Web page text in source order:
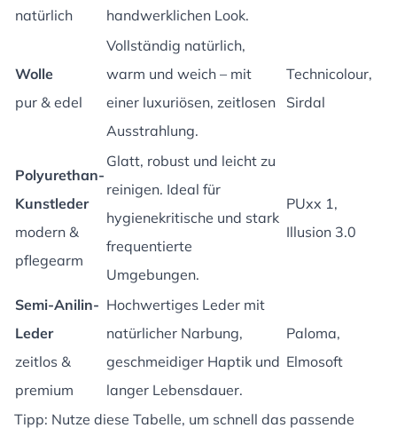
natürlich
handwerklichen Look.
Wolle
pur & edel
Vollständig natürlich,
warm und weich – mit
einer luxuriösen, zeitlosen
Ausstrahlung.
Technicolour,
Sirdal
Polyurethan-
Kunstleder
modern &
pflegearm
Glatt, robust und leicht zu
reinigen. Ideal für
hygienekritische und stark
frequentierte
Umgebungen.
PUxx 1,
Illusion 3.0
Semi-Anilin-
Leder
zeitlos &
premium
Hochwertiges Leder mit
natürlicher Narbung,
geschmeidiger Haptik und
langer Lebensdauer.
Paloma,
Elmosoft
Tipp: Nutze diese Tabelle, um schnell das passende